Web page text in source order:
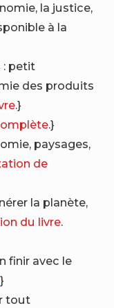
la justice,
à la
: petit
des produits
.}
.}
paysages,
de
la planète,
du livre.
finir avec le
tout